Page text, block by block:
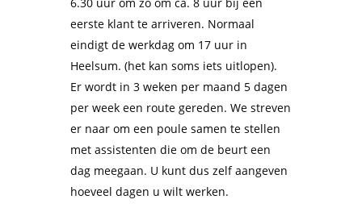
eerste klant te arriveren. Normaal
eindigt de werkdag om 17 uur in
Heelsum. (het kan soms iets uitlopen).
Er wordt in 3 weken per maand 5 dagen
per week een route gereden. We streven
er naar om een poule samen te stellen
metassistenten die om de beurt een
dag meegaan. U kunt dus zelf aangeven
hoeveel dagen u wilt werken.